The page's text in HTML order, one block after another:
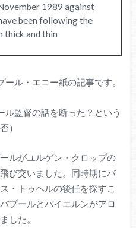
1989 against
been following the
thick and thin
ル・エコー紙の記事です。
監督の話を断った？という
）
ルがユルゲン・クロップの
び交いました。同時期にバ
・トゥヘルの後任を探すこ
プールとバイエルンがアロ
した。